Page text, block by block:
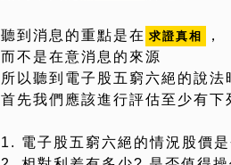
聽到消息的重點是在 求證真相
，
而不是在意消息的來源
所以聽到電子股五窮六絕的說法
首先我們應該進行評估至少有下
1. 電子股五窮六絕的情況股價